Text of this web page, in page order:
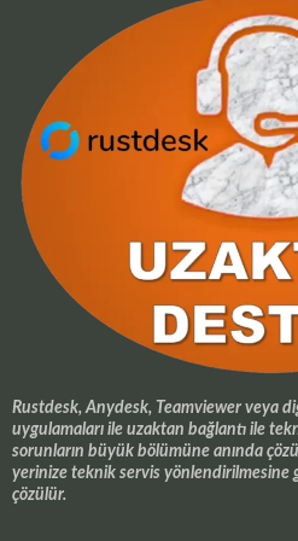
Rustdesk, Anydesk, Teamviewer veya
uygulamaları ile uzaktan bağlantı ile
sorunların büyük bölümüne anında
yerinize teknik servis yönlendirilmesine
çözülür.